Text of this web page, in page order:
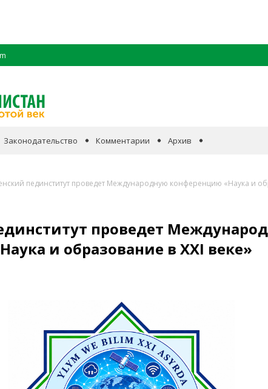
Законодательство Комментарии Архив
пединститут проведет Международную конференцию «Наука и
проведет
и образование в XXI веке»